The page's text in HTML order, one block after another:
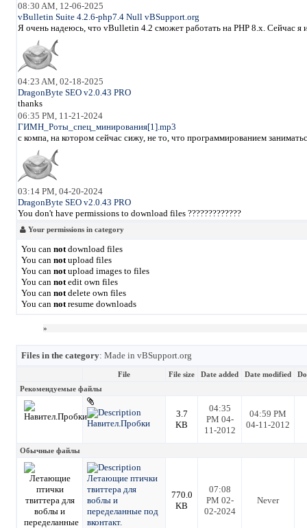
08:30 AM, 12-06-2025
vBulletin Suite 4.2.6-php7.4 Null vBSupport.org
Я очень надеюсь, что vBulletin 4.2 сможет работать на PHP 8.x. Сейчас
04:23 AM, 02-18-2025
DragonByte SEO v2.0.43 PRO
thanks
06:35 PM, 11-21-2024
ГИМН_Роты_спец_минирования[1].mp3
с компа, на котором сейчас сижу, не то, что программированием
03:14 PM, 04-20-2024
DragonByte SEO v2.0.43 PRO
You don't have permissions to download files ?????????????
Your permissions in category
You can notdownload files
You can notupload files
You can notupload images to files
You can notedit own files
You can notdelete own files
You can notresume downloads
»
Files in the category: Made in vBSupport.org
File File size Date added Date modified
Рекомендуемые файлы
Навител.Пробки
3.7
KB
04:35
PM 04-
11-2012
04:59 PM
04-11-2012
Обычные файлы
Летающие птички
твиттера для
воблы и
переделанные под
вконтакт.
770.0
KB
07:08
PM 02-
02-2024
Never